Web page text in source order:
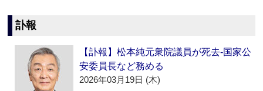
訃報
【訃報】松本純元衆院議員が死去‐国家公
安委員長など務める
2026年03月19日 (木)